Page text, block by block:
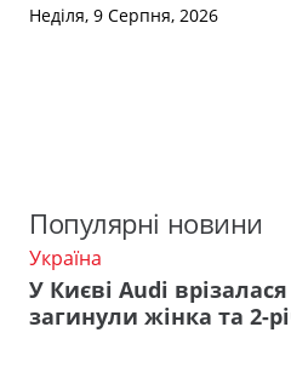
Неділя, 9 Серпня, 2026
Популярні новини
Україна
У Києві Audi
загинули жінка та 2-